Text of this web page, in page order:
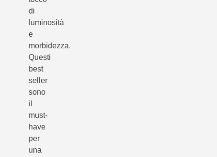
di
luminosità
e
morbidezza.
Questi
best
seller
sono
il
must-
have
per
una